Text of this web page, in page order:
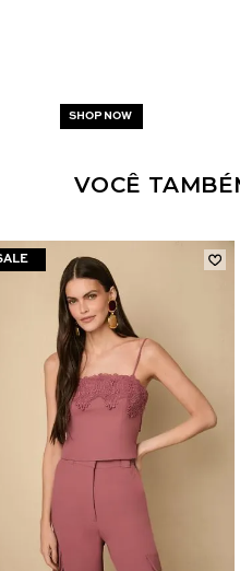
SHOP NOW
VOCÊ